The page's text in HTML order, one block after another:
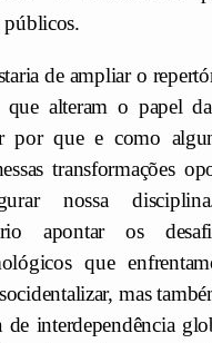
públicos.
de ampliar o
que alteram o papel
por que e como
transformações
nossa
apontar os
que
mas
de interdependência